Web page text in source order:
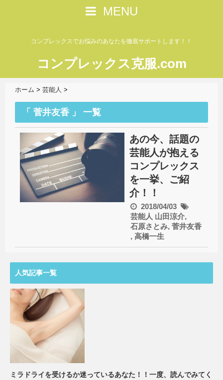
MENU
コンプレックスでお悩みのあなたを徹底サポートします！！
コンプレックス克服.com
ホーム > 芸能人 >
「 菅井友香 」 一覧
あの今、話題の
芸能人が抱える
コンプレックス
を一挙、ご紹
介！！
2018/04/03
芸能人 山田涼介,
石原さとみ, 菅井友香
, 高橋一生
人気記事一覧
ミラドライを受けるか迷っているあなた！！一度、読んでみてく